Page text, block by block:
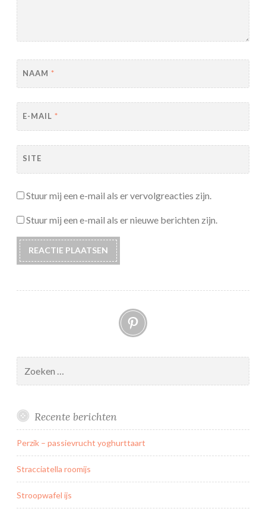
NAAM *
E-MAIL *
SITE
Stuur mij een e-mail als er vervolgreacties zijn.
Stuur mij een e-mail als er nieuwe berichten zijn.
Pinterest
naar:
Recente berichten
Perzik – passievrucht yoghurttaart
Stracciatella roomijs
Stroopwafel ijs